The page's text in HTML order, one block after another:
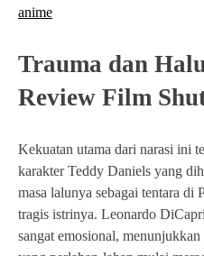
anime
Trauma dan
Review Film
Kekuatan utama dari narasi ini
karakter Teddy Daniels yang
masa lalunya sebagai tentara di
tragis istrinya. Leonardo
sangat emosional,